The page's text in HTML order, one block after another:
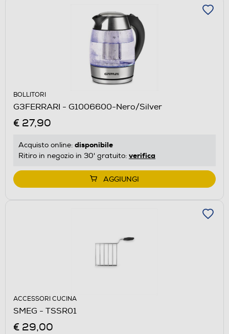
BOLLITORI
G3FERRARI - G1006600-Nero/Silver
€ 27,90
Acquisto online: disponibile
Ritiro in negozio in 30' gratuito: verifica
AGGIUNGI
ACCESSORI CUCINA
SMEG - TSSR01
€ 29,00